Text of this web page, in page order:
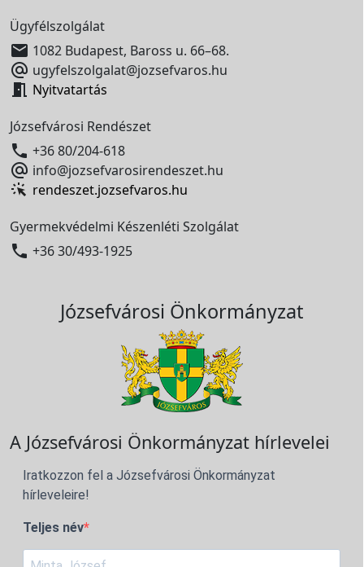
Ügyfélszolgálat
 1082 Budapest, Baross u. 66–68.
 ugyfelszolgalat@jozsefvaros.hu
 Nyitvatartás
Józsefvárosi Rendészet
 +36 80/204-618
 info@jozsefvarosirendeszet.hu
rendeszet.jozsefvaros.hu
Gyermekvédelmi Készenléti Szolgálat
 +36 30/493-1925
Józsefvárosi Önkormányzat
A Józsefvárosi Önkormányzat hírlevelei
Iratkozzon fel a Józsefvárosi Önkormányzat
hírleveleire!
Teljes név